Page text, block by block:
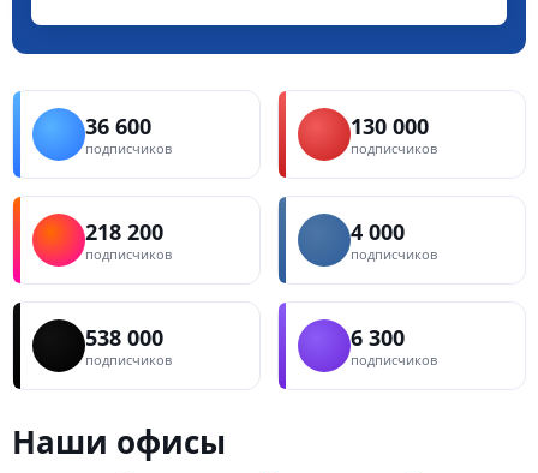
36 600
подписчиков
130 000
подписчиков
218 200
подписчиков
4 000
подписчиков
538 000
подписчиков
6 300
подписчиков
Наши офисы